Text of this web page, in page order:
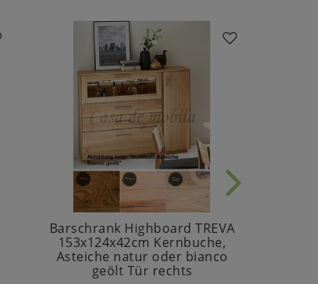
Barschrank Highboard TREVA
153x124x42cm Kernbuche,
Asteiche natur oder bianco
geölt Tür rechts